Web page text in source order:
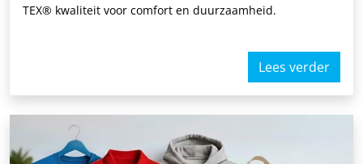
TEX® kwaliteit voor comfort en duurzaamheid.
Lees verder